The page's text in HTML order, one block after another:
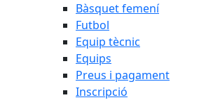
Bàsquet femení
Futbol
Equip tècnic
Equips
Preus i pagament
Inscripció